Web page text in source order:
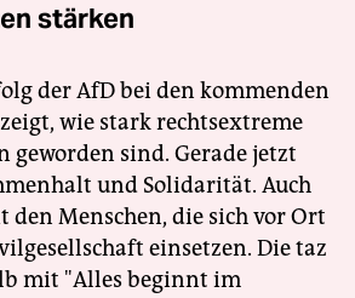
stärken
der AfD bei den kommenden
wie stark rechtsextreme
geworden sind. Gerade jetzt
und Solidarität. Auch
Menschen, die sich vor Ort
einsetzen. Die taz
mit "Alles beginnt im